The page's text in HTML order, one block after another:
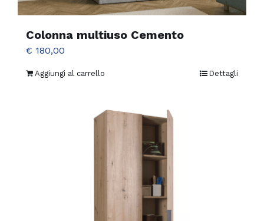
Colonna multiuso Cemento
€ 180,00
Aggiungi al carrello Dettagli